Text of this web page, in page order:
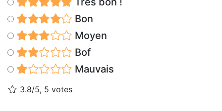
Bon
Moyen
Bof
Mauvais
3.8/5, 5 votes